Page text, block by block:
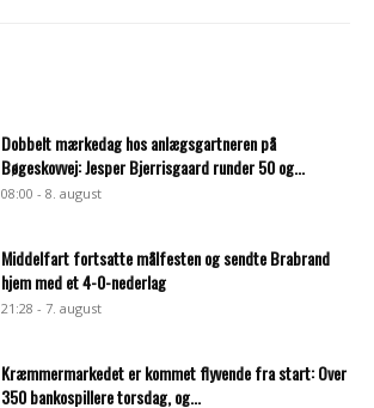
Dobbelt mærkedag hos anlægsgartneren på
Bøgeskovvej: Jesper Bjerrisgaard runder 50 og...
08:00 - 8. august
Middelfart fortsatte målfesten og sendte Brabrand
hjem med et 4-0-nederlag
21:28 - 7. august
Kræmmermarkedet er kommet flyvende fra start: Over
350 bankospillere torsdag, og...